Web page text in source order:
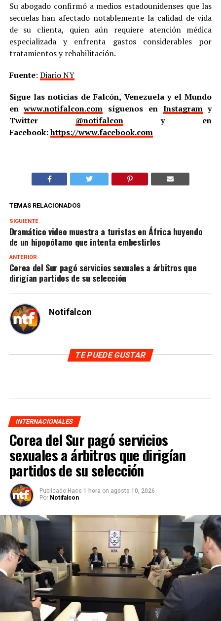
Su abogado confirmó a medios estadounidenses que las
secuelas han afectado notablemente la calidad de vida
de su clienta, quien aún requiere atención médica
especializada y enfrenta gastos considerables por
tratamientos y rehabilitación.
Fuente: Diario NY
Sigue las noticias de Falcón, Venezuela y el Mundo
enwww.notifalcon.com síguenos en Instagramy
Twitter @notifalcony en
Facebook:https://www.facebook.com
TEMAS RELACIONADOS
SIGUIENTE
Dramático video muestra a turistas en África huyendo
de un hipopótamo que intenta embestirlos
ANTERIOR
Corea del Sur pagó servicios sexuales a árbitros que
dirigían partidos de su selección
Notifalcon
TE PUEDE GUSTAR
INTERNACIONALES
Corea del Sur pagó servicios
sexuales a árbitros que dirigían
partidos de su selección
Publicado Hace 1 hora on agosto 10, 2026
Por Notifalcon